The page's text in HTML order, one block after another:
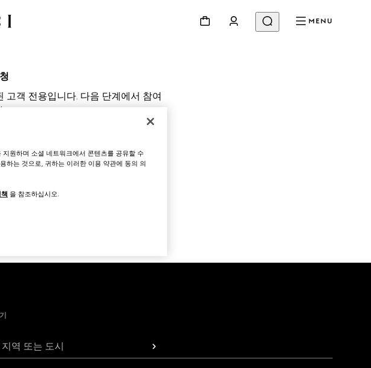
MENU
고객 전용입니다. 다음 단계에서 참여
.
가 확인합니다.
역 또는 도시
원하며 소셜 네트워크에서 콘텐츠를 공유할 수
하는 것으로, 귀하는 이러한 이용 약관에 동의 의
을 참조하십시오.